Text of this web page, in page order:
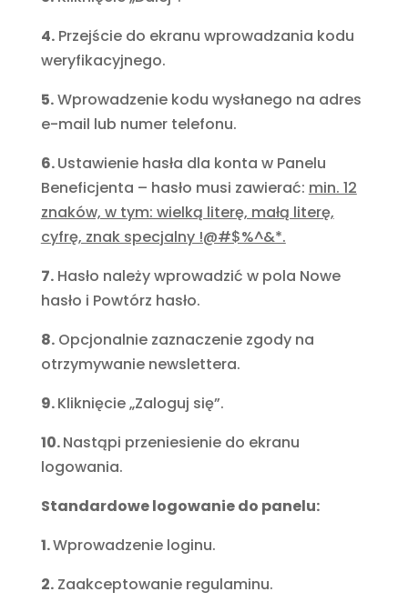
4.Przejście do ekranu wprowadzania kodu
weryfikacyjnego.
5.Wprowadzenie kodu wysłanego na adres
e-mail lub numer telefonu.
6.Ustawienie hasła dla konta w Panelu
Beneficjenta – hasło musi zawierać: min. 12
znaków, w tym: wielką literę, małą literę,
cyfrę, znak specjalny !@#$%^&*.
7.Hasło należy wprowadzić w pola Nowe
hasło i Powtórz hasło.
8.Opcjonalnie zaznaczenie zgody na
otrzymywanie newslettera.
9.Kliknięcie „Zaloguj się”.
10.Nastąpi przeniesienie do ekranu
logowania.
Standardowe logowanie do panelu:
1.Wprowadzenie loginu.
2.Zaakceptowanie regulaminu.